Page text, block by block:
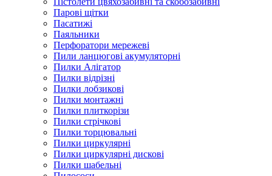
Парові щітки
Пасатижі
Паяльники
Перфоратори мережеві
Пили ланцюгові акумуляторні
Пилки Алігатор
Пилки відрізні
Пилки лобзикові
Пилки монтажні
Пилки плиткорізи
Пилки стрічкові
Пилки торцювальні
Пилки циркулярні
Пилки циркулярні дискові
Пилки шабельні